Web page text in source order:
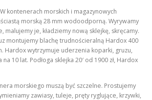
kontenerach morskich i magazynowych
morską 28 mm wodoodporną. Wyrywamy
malujemy je, kładziemy nową sklejkę, skręcamy.
montujemy blachę trudnościeralną Hardox 400
Hardox wytrzymuje uderzenia koparki, gruzu,
10 lat. Podłoga sklejka 20′ od 1900 zł, Hardox
morskiego muszą być szczelne. Prostujemy
zawiasy, tuleje, pręty ryglujące, krzywki,